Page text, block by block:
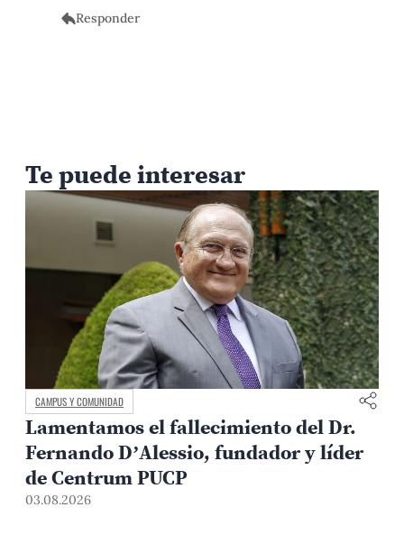
Responder
Te puede interesar
CAMPUS Y COMUNIDAD
Lamentamos el fallecimiento del Dr.
Fernando D’Alessio, fundador y líder
de Centrum PUCP
03.08.2026